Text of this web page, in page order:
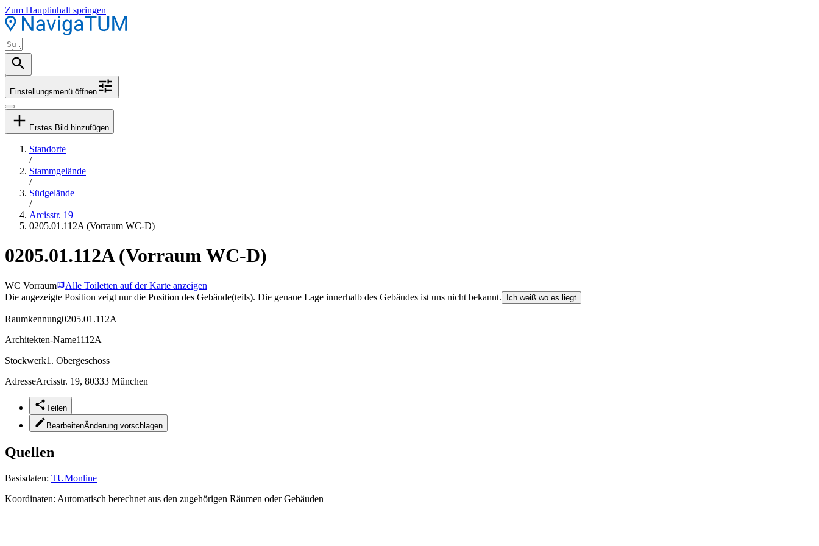
Zum Hauptinhalt springen
Einstellungsmenü öffnen
Erstes Bild hinzufügen
Standorte
/
Stammgelände
/
Südgelände
/
Arcisstr. 19
0205.01.112A (Vorraum WC-D)
0205.01.112A (Vorraum WC-D)
WC Vorraum
Alle Toiletten auf der Karte anzeigen
Die angezeigte Position zeigt nur die Position des Gebäude(teils). Die genaue Lage innerhalb des Gebäudes ist uns nicht bekannt.
Ich weiß wo es liegt
Raumkennung0205.01.112A
Architekten-Name1112A
Stockwerk1. Obergeschoss
AdresseArcisstr. 19, 80333 München
Teilen
BearbeitenÄnderung vorschlagen
Quellen
Basisdaten: TUMonline
Koordinaten: Automatisch berechnet aus den zugehörigen Räumen oder Gebäuden